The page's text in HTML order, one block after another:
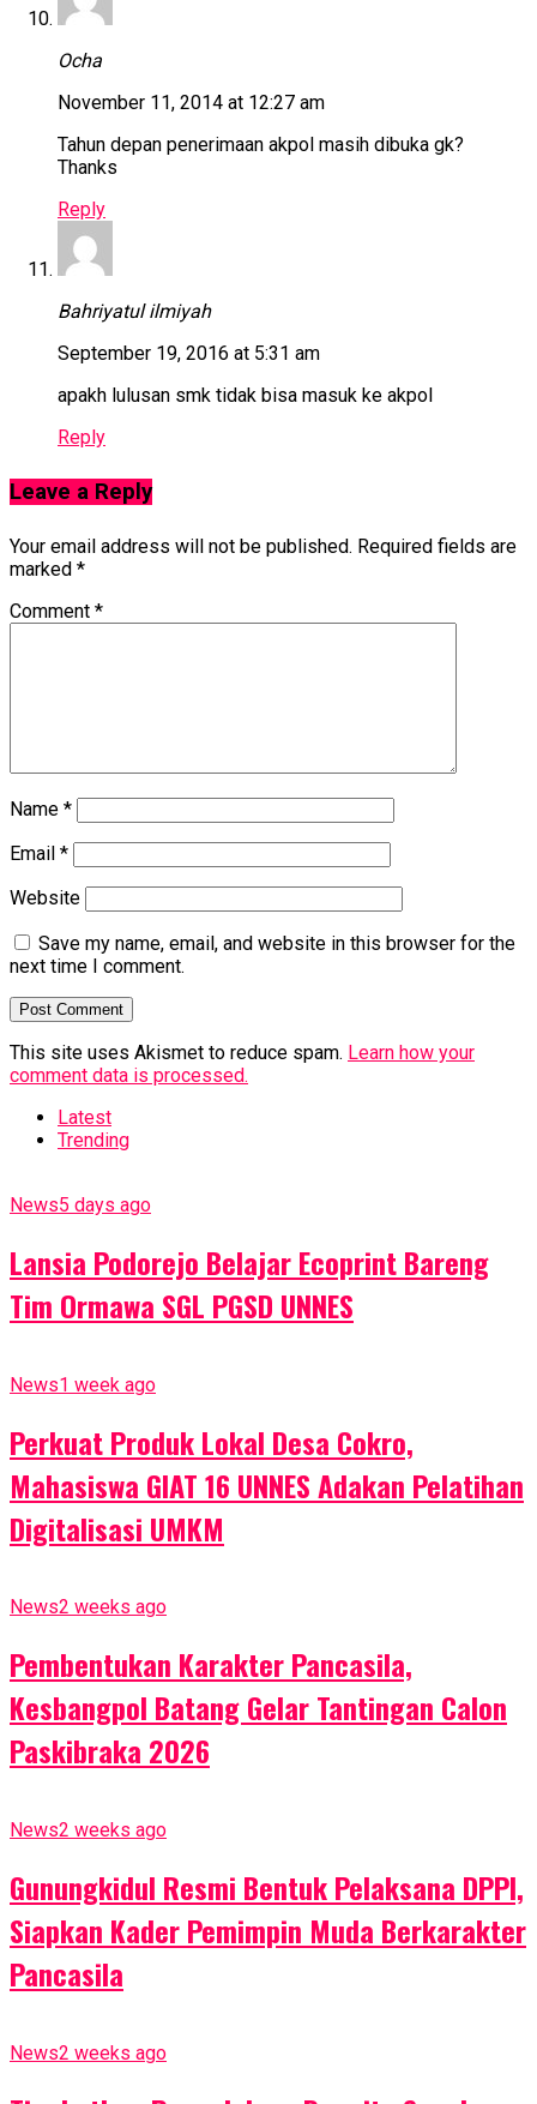
Ocha
November 11, 2014 at 12:27 am
Tahun depan penerimaan akpol masih dibuka gk?
Thanks
Reply
Bahriyatul ilmiyah
September 19, 2016 at 5:31 am
apakh lulusan smk tidak bisa masuk ke akpol
Reply
Leave a Reply
Your email address will not be published. Required fields are
marked *
Comment *
Name *
Email *
Website
Save my name, email, and website in this browser for the
next time I comment.
This site uses Akismet to reduce spam. Learn how your
comment data is processed.
Latest
Trending
News5 days ago
Lansia Podorejo Belajar Ecoprint Bareng
Tim Ormawa SGL PGSD UNNES
News1 week ago
Perkuat Produk Lokal Desa Cokro,
Mahasiswa GIAT 16 UNNES Adakan Pelatihan
Digitalisasi UMKM
News2 weeks ago
Pembentukan Karakter Pancasila,
Kesbangpol Batang Gelar Tantingan Calon
Paskibraka 2026
News2 weeks ago
Gunungkidul Resmi Bentuk Pelaksana DPPI,
Siapkan Kader Pemimpin Muda Berkarakter
Pancasila
News2 weeks ago